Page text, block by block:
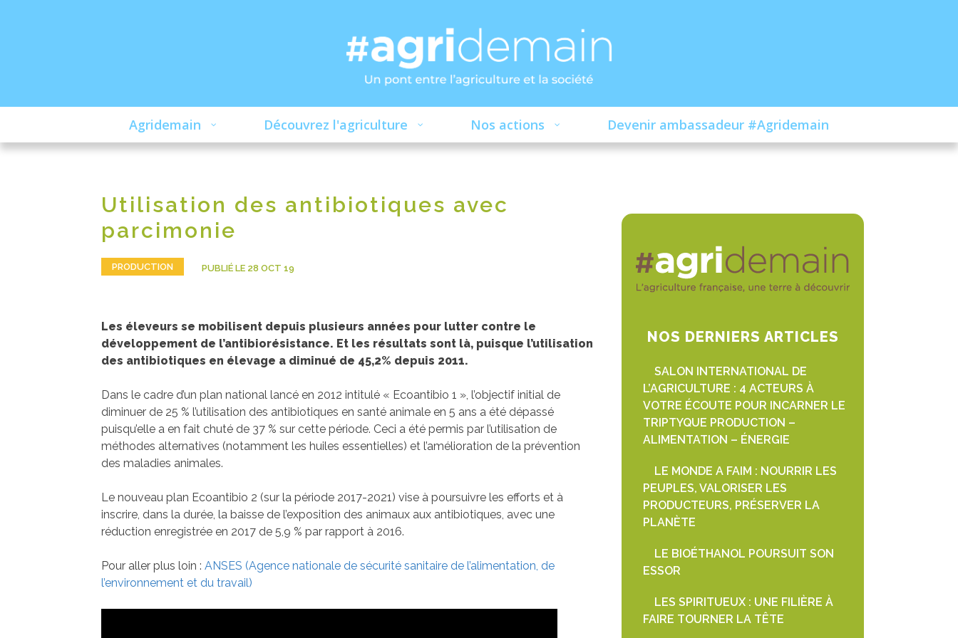
Agridemain Découvrez l'agriculture Nos actions Devenir ambassadeur #Agridemain
Utilisation des antibiotiques avec
parcimonie
PRODUCTION PUBLIÉ LE 28 OCT 19
Les éleveurs se mobilisent depuis plusieurs années pour lutter contre le
développement de l’antibiorésistance. Et les résultats sont là, puisque l’utilisation
des antibiotiques en élevage a diminué de 45,2% depuis 2011.
Dans le cadre d’un plan national lancé en 2012 intitulé « Ecoantibio 1 », l’objectif initial de
diminuer de 25 % l’utilisation des antibiotiques en santé animale en 5 ans a été dépassé
puisqu’elle a en fait chuté de 37 % sur cette période. Ceci a été permis par l’utilisation de
méthodes alternatives (notamment les huiles essentielles) et l’amélioration de la prévention
des maladies animales.
Le nouveau plan Ecoantibio 2 (sur la période 2017-2021) vise à poursuivre les efforts et à
inscrire, dans la durée, la baisse de l’exposition des animaux aux antibiotiques, avec une
réduction enregistrée en 2017 de 5,9 % par rapport à 2016.
Pour aller plus loin : ANSES (Agence nationale de sécurité sanitaire de l’alimentation, de
l’environnement et du travail)
NOS DERNIERS ARTICLES
SALON INTERNATIONAL DE
L’AGRICULTURE : 4 ACTEURS À
VOTRE ÉCOUTE POUR INCARNER LE
TRIPTYQUE PRODUCTION –
ALIMENTATION – ÉNERGIE
LE MONDE A FAIM : NOURRIR LES
PEUPLES, VALORISER LES
PRODUCTEURS, PRÉSERVER LA
PLANÈTE
LE BIOÉTHANOL POURSUIT SON
ESSOR
LES SPIRITUEUX : UNE FILIÈRE À
FAIRE TOURNER LA TÊTE